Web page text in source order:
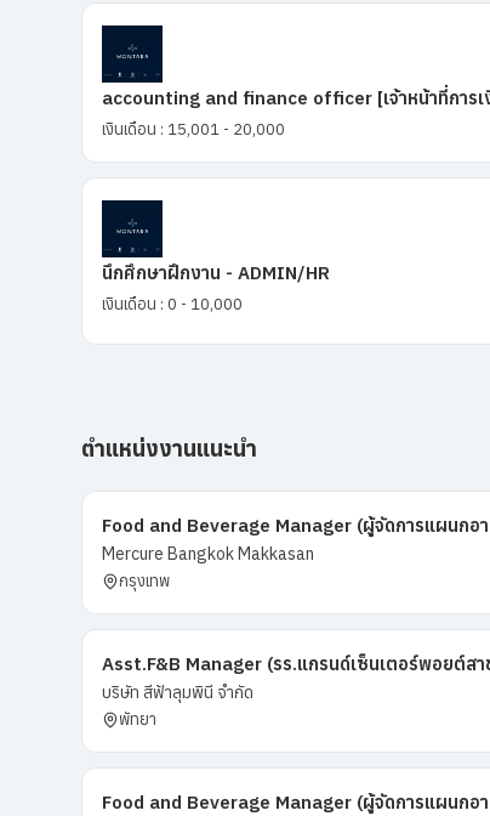
accounting and finance officer [เจ้าหน้าที่การ
เงินเดือน : 15,001 - 20,000
นึกศึกษาฝึกงาน - ADMIN/HR
เงินเดือน : 0 - 10,000
ตำแหน่งงานแนะนำ
Food and Beverage Manager (ผู้จัดการแผนกอา
Mercure Bangkok Makkasan
กรุงเทพ
Asst.F&B Manager (รร.แกรนด์เซ็นเตอร์พอยต์สา
บริษัท สีฟ้าลุมพินี จำกัด
พัทยา
Food and Beverage Manager (ผู้จัดการแผนกอา